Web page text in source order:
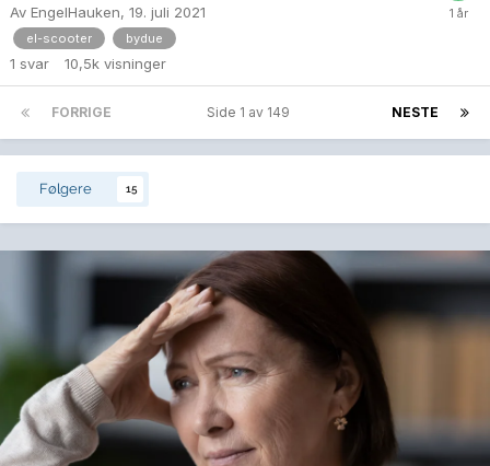
Av EngelHauken, 19. juli 2021
el-scooter bydue
1 svar 10,5k visninger
FORRIGE NESTE
Side 1 av 149
Følgere 15